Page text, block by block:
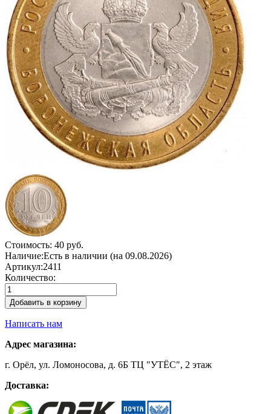
Стоимость: 40 руб.
Наличие:Есть в наличии (на 09.08.2026)
Артикул:2411
Количество:
Добавить в корзину
Написать нам
Адрес магазина:
г. Орёл, ул. Ломоносова, д. 6Б ТЦ "УТЁС", 2 этаж
Доставка: